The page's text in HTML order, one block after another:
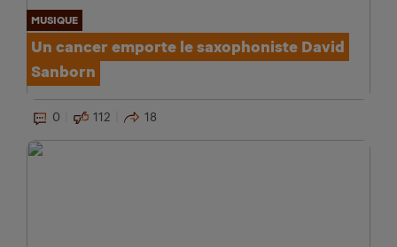
MUSIQUE
Un cancer emporte le saxophoniste David
Sanborn
0 112 18